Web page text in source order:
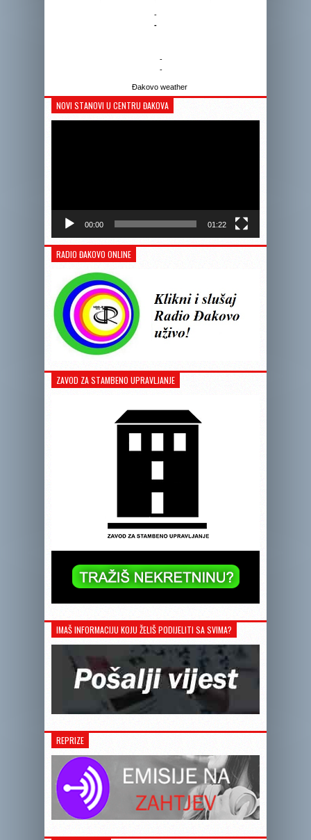
-
-
-
-
Đakovo weather
NOVI STANOVI U CENTRU ĐAKOVA
00:00 01:22
RADIO ĐAKOVO ONLINE
ZAVOD ZA STAMBENO UPRAVLJANJE
IMAŠ INFORMACIJU KOJU ŽELIŠ PODIJELITI SA SVIMA?
REPRIZE